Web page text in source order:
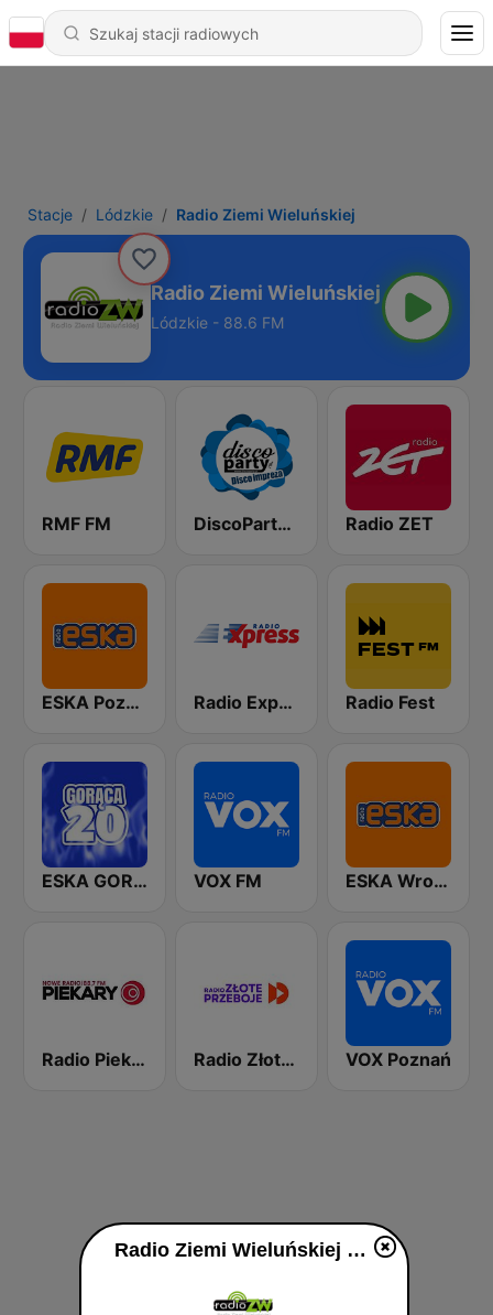
Stacje Lódzkie Radio Ziemi Wieluńskiej
Radio Ziemi Wieluńskiej
Lódzkie - 88.6 FM
RMF FM DiscoParty.pl - Disco Impreza Radio ZET
ESKA Poznań Radio Express Radio Fest
ESKA GORĄCA 20 VOX FM ESKA Wrocław
Radio Piekary Radio Złote Przeboje VOX Poznań
Radio Ziemi Wieluńskiej na żywo